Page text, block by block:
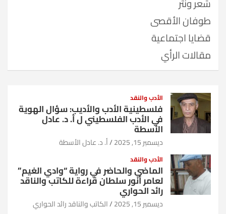
طوفان الأقصى
قضايا اجتماعية
مقالات الرأي
الأدب والنقد
فلسطينية الأدب والأديب: سؤال الهوية
في الأدب الفلسطيني ل أ. د. عادل
الأسطة
ديسمبر 15, 2025 أ. د. عادل الأسطة
الأدب والنقد
الماضي والحاضر في رواية “وادي الغيم”
لعامر أنور سلطان قراءة للكاتب والناقد
رائد الحواري
ديسمبر 15, 2025 الكاتب والناقد رائد الحواري